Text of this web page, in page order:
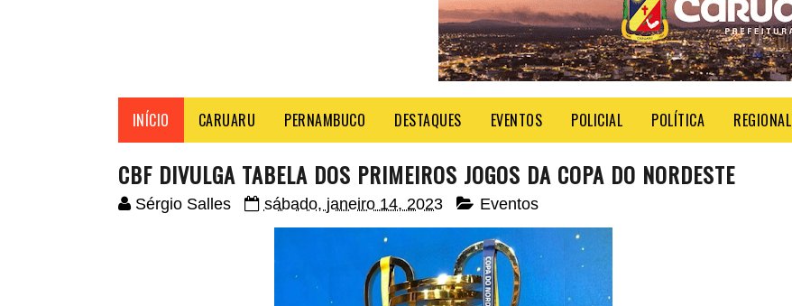
INÍCIO CARUARU PERNAMBUCO DESTAQUES EVENTOS POLICIAL POLÍTICA REGIONAL
CBF DIVULGA TABELA DOS PRIMEIROS JOGOS DA COPA DO NORDESTE
Sérgio Salles sábado, janeiro 14, 2023 Eventos